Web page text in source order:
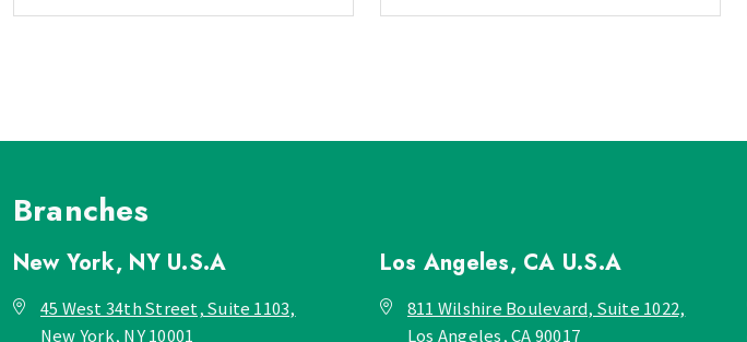
Branches
New York, NY U.S.A
45 West 34th Street, Suite 1103,
New York, NY 10001
Los Angeles, CA U.S.A
811 Wilshire Boulevard, Suite 1022,
Los Angeles, CA 90017